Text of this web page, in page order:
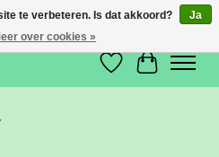
Verlanglijst
te verbeteren. Is dat akkoord?
Ja
over cookies »